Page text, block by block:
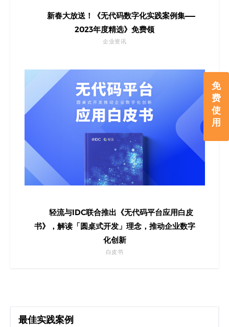
免
费
使
用
新春大放送！《无代码数字化实践案例集——
2023年度精选》免费领
企业资讯
轻流与IDC联合推出《无代码平台应用白皮
书》，解读「圆桌式开发」理念，推动企业数字
化创新
白皮书
最佳实践案例